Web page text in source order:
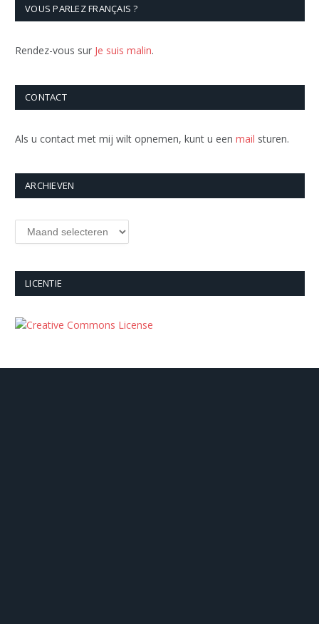
VOUS PARLEZ FRANÇAIS ?
Rendez-vous sur Je suis malin.
CONTACT
Als u contact met mij wilt opnemen, kunt u een mail sturen.
ARCHIEVEN
Archieven
LICENTIE